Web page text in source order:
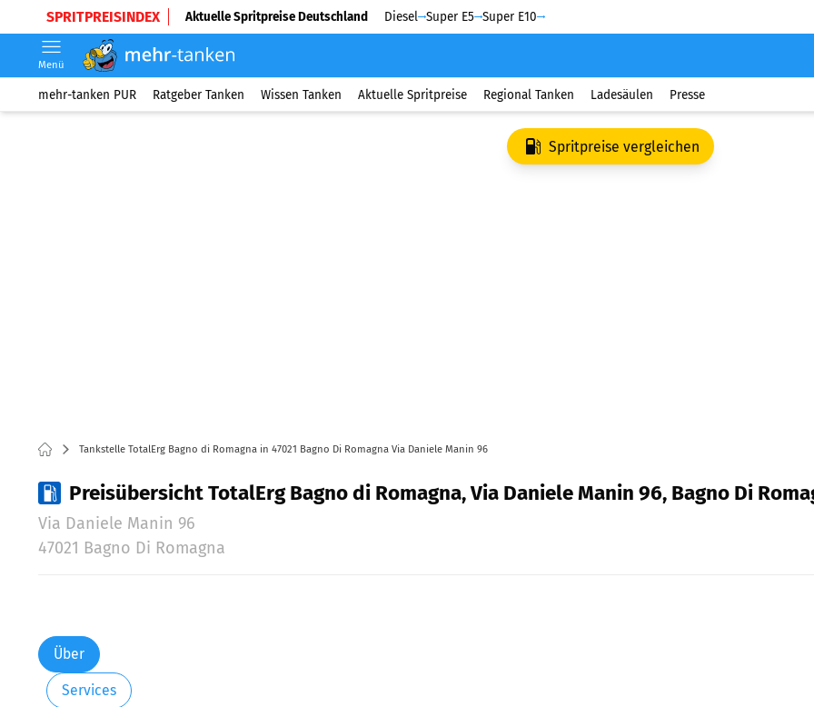
SPRITPREISINDEX Aktuelle Spritpreise Deutschland Diesel Super E5 Super E10
Menü
mehr-tanken PUR Ratgeber Tanken Wissen Tanken Aktuelle Spritpreise Regional Tanken Ladesäulen Presse
Spritpreise vergleichen
Tankstelle TotalErg Bagno di Romagna in 47021 Bagno Di Romagna Via Daniele Manin 96
Preisübersicht TotalErg Bagno di Romagna, Via Daniele Manin 96, Bagno Di
Via Daniele Manin 96
47021 Bagno Di Romagna
Über
Services